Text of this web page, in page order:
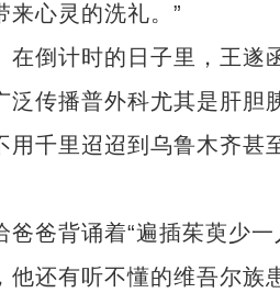
来心灵的洗礼。”
计时的日子里，王遂
传播普外科尤其是肝胆
千里迢迢到乌鲁木齐甚
背诵着“遍插茱萸少一
还有听不懂的维吾尔族